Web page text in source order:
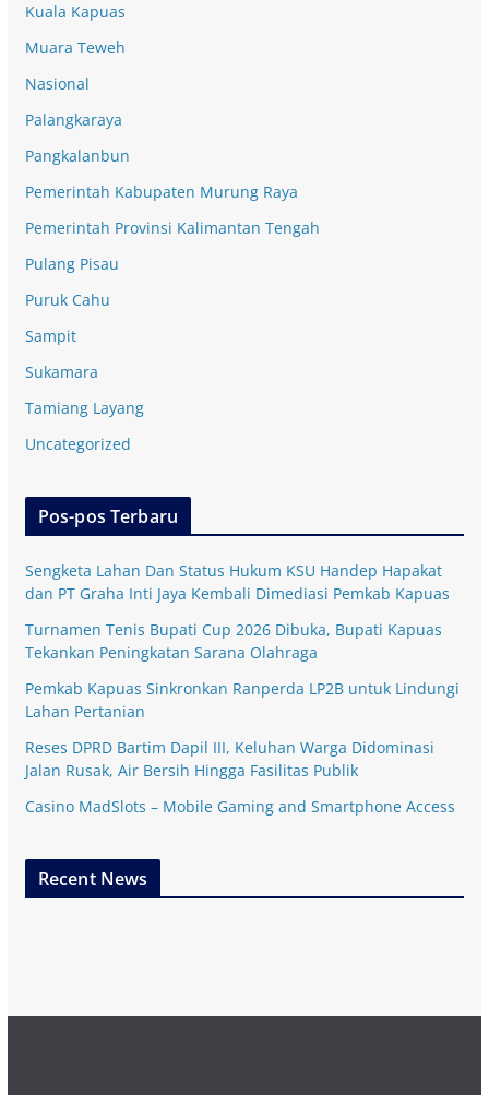
Kuala Kapuas
Muara Teweh
Nasional
Palangkaraya
Pangkalanbun
Pemerintah Kabupaten Murung Raya
Pemerintah Provinsi Kalimantan Tengah
Pulang Pisau
Puruk Cahu
Sampit
Sukamara
Tamiang Layang
Uncategorized
Pos-pos Terbaru
Sengketa Lahan Dan Status Hukum KSU Handep Hapakat
dan PT Graha Inti Jaya Kembali Dimediasi Pemkab Kapuas
Turnamen Tenis Bupati Cup 2026 Dibuka, Bupati Kapuas
Tekankan Peningkatan Sarana Olahraga
Pemkab Kapuas Sinkronkan Ranperda LP2B untuk Lindungi
Lahan Pertanian
Reses DPRD Bartim Dapil III, Keluhan Warga Didominasi
Jalan Rusak, Air Bersih Hingga Fasilitas Publik
Casino MadSlots – Mobile Gaming and Smartphone Access
Recent News